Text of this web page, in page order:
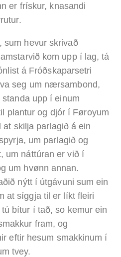
er frískur, knasandi
sum hevur skrivað
kom upp í lag, tá
á Fróðskaparsetri
seg um nærsambond,
upp í einum
plantur og djór í Føroyum
skilja parlagið á ein
um parlagið og
um náttúran er við í
um hvønn annan.
nýtt í útgávuni sum ein
at síggja til er líkt fleiri
bítur í tað, so kemur ein
fram, og
eftir hesum smakkinum í
tvey.